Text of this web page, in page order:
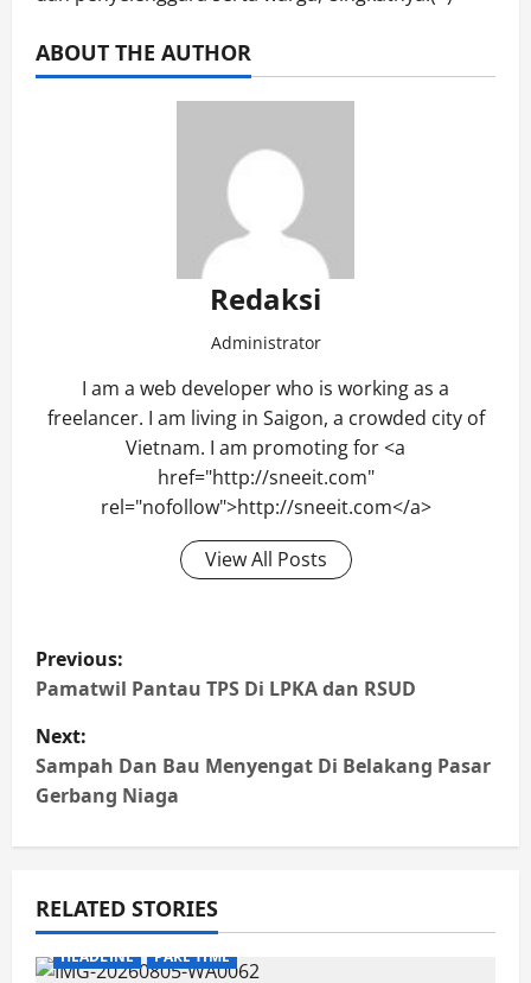
ABOUT THE AUTHOR
Redaksi
Administrator
I am a web developer who is working as a
freelancer. I am living in Saigon, a crowded city of
Vietnam. I am promoting for <a
href="http://sneeit.com"
rel="nofollow">http://sneeit.com</a>
View All Posts
Post
navigation
Previous:
Pamatwil Pantau TPS Di LPKA dan RSUD
Next:
Sampah Dan Bau Menyengat Di Belakang Pasar
Gerbang Niaga
RELATED STORIES
HEADLINE PARE TIME